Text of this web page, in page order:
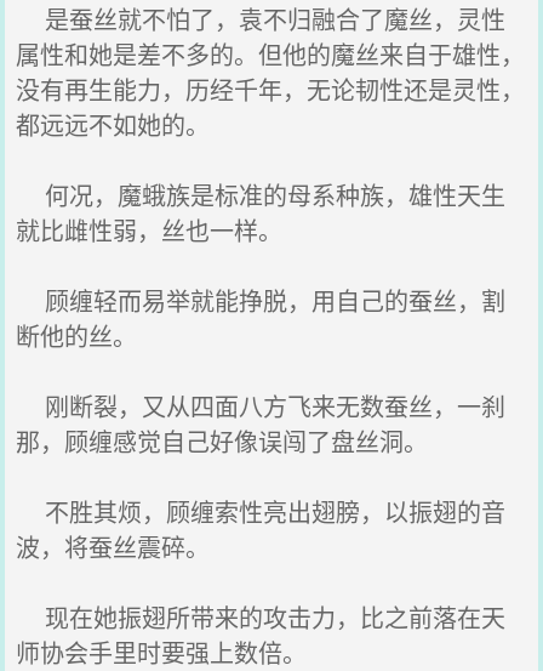
是蚕丝就不怕了，袁不归融合了魔丝，灵性
属性和她是差不多的。但他的魔丝来自于雄性，
没有再生能力，历经千年，无论韧性还是灵性，
都远远不如她的。
何况，魔蛾族是标准的母系种族，雄性天生
就比雌性弱，丝也一样。
顾缠轻而易举就能挣脱，用自己的蚕丝，割
断他的丝。
刚断裂，又从四面八方飞来无数蚕丝，一刹
那，顾缠感觉自己好像误闯了盘丝洞。
不胜其烦，顾缠索性亮出翅膀，以振翅的音
波，将蚕丝震碎。
现在她振翅所带来的攻击力，比之前落在天
师协会手里时要强上数倍。